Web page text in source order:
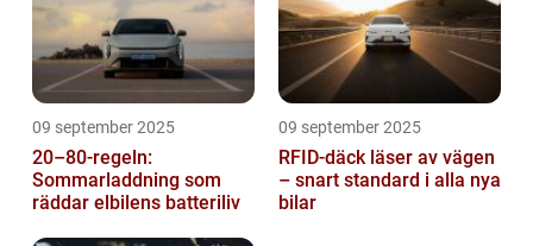
09 september 2025
20–80-regeln:
Sommarladdning som
räddar elbilens batteriliv
09 september 2025
RFID-däck läser av vägen
– snart standard i alla nya
bilar